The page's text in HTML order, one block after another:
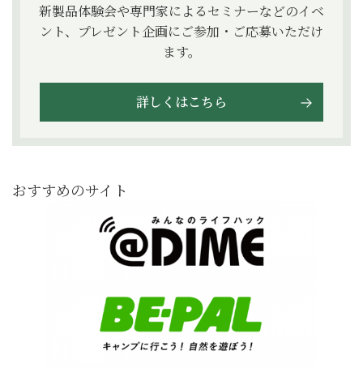
新製品体験会や専門家によるセミナーなどのイベ
ント、プレゼント企画にご参加・ご応募いただけ
ます。
詳しくはこちら
おすすめのサイト